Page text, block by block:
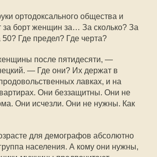
ортодоксального общества и
борт женщин за… За сколько? За
Где предел? Где черта?
после пятидесяти, —
— Где они? Их держат в
лавках, и на
Они беззащитны. Они не
Они исчезли. Они не нужны. Как
для демографов абсолютно
населения. А кому они нужны,